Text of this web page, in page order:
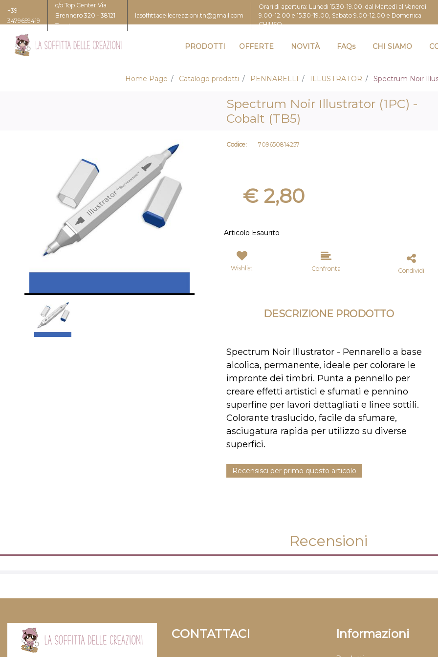
+39
3479659419
c/o Top Center Via
Brennero 320 - 38121
Trento
lasoffittadellecreazioni.tn@gmail.com
Orari di apertura: Lunedi 15.30-19.00, dal Martedì al Venerdì
9.00-12.00 e 15.30-19.00, Sabato 9.00-12.00 e Domenica
CHIUSO
PRODOTTI OFFERTE NOVITÀ FAQs CHI SIAMO
Home Page Catalogo prodotti PENNARELLI ILLUSTRATOR Spectrum Noir
Spectrum Noir Illustrator (1PC) -
Cobalt (TB5)
Codice: 709650814257
€ 2,80
Articolo Esaurito
Wishlist Confronta Condividi
DESCRIZIONE PRODOTTO
Spectrum Noir Illustrator - Pennarello a base
alcolica, permanente, ideale per colorare le
impronte dei timbri. Punta a pennello per
creare effetti artistici e sfumati e pennino
superfine per lavori dettagliati e linee sottili.
Colorante traslucido, facile da sfumare,
asciugatura rapida per utilizzo su diverse
superfici.
Recensisci per primo questo articolo
Recensioni
CONTATTACI Informazioni